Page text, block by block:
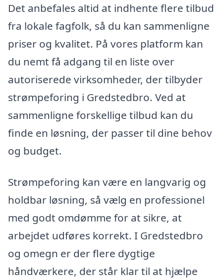
Det anbefales altid at indhente flere tilbud
fra lokale fagfolk, så du kan sammenligne
priser og kvalitet. På vores platform kan
du nemt få adgang til en liste over
autoriserede virksomheder, der tilbyder
strømpeforing i Gredstedbro. Ved at
sammenligne forskellige tilbud kan du
finde en løsning, der passer til dine behov
og budget.
Strømpeforing kan være en langvarig og
holdbar løsning, så vælg en professionel
med godt omdømme for at sikre, at
arbejdet udføres korrekt. I Gredstedbro
og omegn er der flere dygtige
håndværkere, der står klar til at hjælpe